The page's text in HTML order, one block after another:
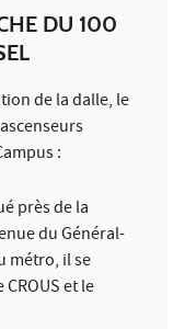
DU 100
de la dalle, le
:
près de la
du Général-
métro, il se
et le